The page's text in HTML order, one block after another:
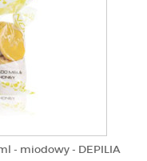
- miodowy - DEPILIA